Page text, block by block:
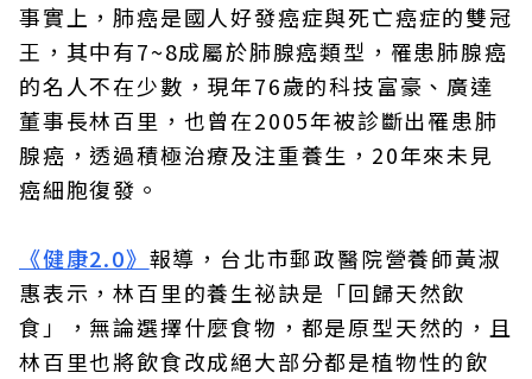
事實上，肺癌是國人好發癌症與死亡癌症的雙冠
王，其中有7~8成屬於肺腺癌類型，罹患肺腺癌
的名人不在少數，現年76歲的科技富豪、廣達
董事長林百里，也曾在2005年被診斷出罹患肺
腺癌，透過積極治療及注重養生，20年來未見
癌細胞復發。
《健康2.0》 報導，台北市郵政醫院營養師黃淑
惠表示，林百里的養生祕訣是「回歸天然飲
食」，無論選擇什麼食物，都是原型天然的，且
林百里也將飲食改成絕大部分都是植物性的飲